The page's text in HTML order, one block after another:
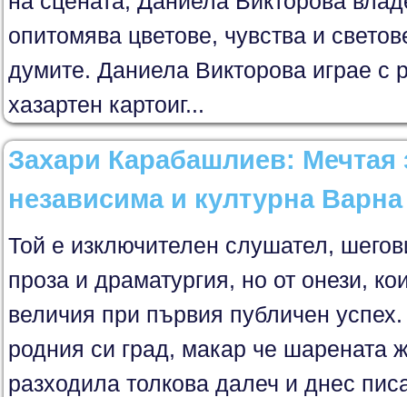
опитомява цветове, чувства и
думите. Даниела Викторова играе с
хазартен картоиг...
Захари Карабашлиев: Мечтая
независима и културна Варна
Той е изключителен слушател,
проза и драматургия, но от онези,
величия при първия публичен
родния си град, макар че шарената
разходила толкова далеч и днес